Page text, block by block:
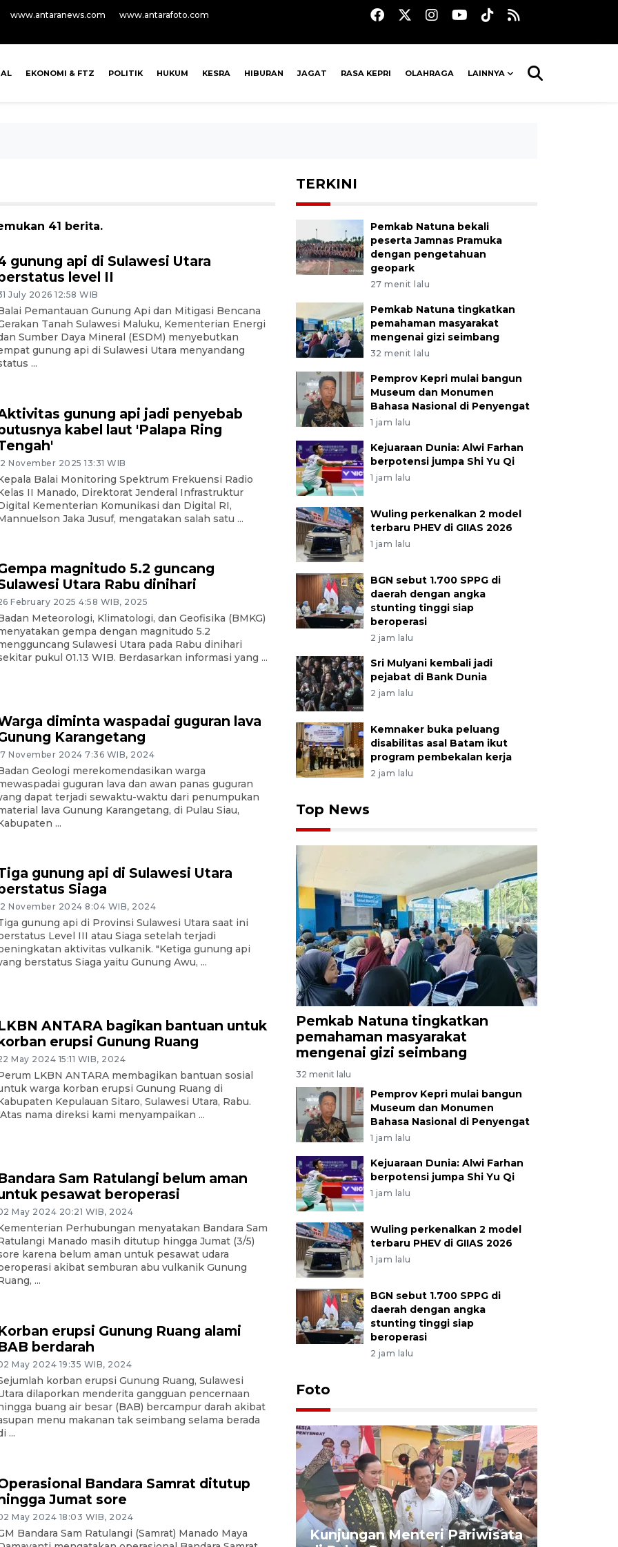
www.antaranews.com www.antarafoto.com
EKONOMI & FTZ POLITIK HUKUM KESRA HIBURAN JAGAT RASA KEPRI OLAHRAGA LAINNYA
41 berita.
gunung api di Sulawesi Utara
level II
July 2026 12:58 WIB
Pemantauan Gunung Api dan Mitigasi Bencana
Tanah Sulawesi Maluku, Kementerian Energi
Sumber Daya Mineral (ESDM) menyebutkan
gunung api di Sulawesi Utara menyandang
...
gunung api jadi penyebab
kabel laut 'Palapa Ring
November 2025 13:31 WIB
Balai Monitoring Spektrum Frekuensi Radio
II Manado, Direktorat Jenderal Infrastruktur
Kementerian Komunikasi dan Digital RI,
Jaka Jusuf, mengatakan salah satu ...
magnitudo 5.2 guncang
Utara Rabu dinihari
February 2025 4:58 WIB, 2025
Meteorologi, Klimatologi, dan Geofisika (BMKG)
gempa dengan magnitudo 5.2
Sulawesi Utara pada Rabu dinihari
pukul 01.13 WIB. Berdasarkan informasi yang ...
diminta waspadai guguran lava
Karangetang
November 2024 7:36 WIB, 2024
Geologi merekomendasikan warga
guguran lava dan awan panas guguran
dapat terjadi sewaktu-waktu dari penumpukan
lava Gunung Karangetang, di Pulau Siau,
...
gunung api di Sulawesi Utara
Siaga
November 2024 8:04 WIB, 2024
gunung api di Provinsi Sulawesi Utara saat ini
Level III atau Siaga setelah terjadi
aktivitas vulkanik. "Ketiga gunung api
berstatus Siaga yaitu Gunung Awu, ...
ANTARA bagikan bantuan untuk
erupsi Gunung Ruang
May 2024 15:11 WIB, 2024
LKBN ANTARA membagikan bantuan sosial
warga korban erupsi Gunung Ruang di
Kepulauan Sitaro, Sulawesi Utara, Rabu.
nama direksi kami menyampaikan ...
Sam Ratulangi belum aman
pesawat beroperasi
May 2024 20:21 WIB, 2024
Perhubungan menyatakan Bandara Sam
Manado masih ditutup hingga Jumat (3/5)
karena belum aman untuk pesawat udara
akibat semburan abu vulkanik Gunung
...
erupsi Gunung Ruang alami
berdarah
May 2024 19:35 WIB, 2024
korban erupsi Gunung Ruang, Sulawesi
dilaporkan menderita gangguan pencernaan
buang air besar (BAB) bercampur darah akibat
menu makanan tak seimbang selama berada
...
Bandara Samrat ditutup
Jumat sore
May 2024 18:03 WIB, 2024
Bandara Sam Ratulangi (Samrat) Manado Maya
TERKINI
Pemkab Natuna bekali
peserta Jamnas Pramuka
dengan pengetahuan
geopark
27 menit lalu
Pemkab Natuna tingkatkan
pemahaman masyarakat
mengenai gizi seimbang
32 menit lalu
Pemprov Kepri mulai bangun
Museum dan Monumen
Bahasa Nasional di Penyengat
1 jam lalu
Kejuaraan Dunia: Alwi Farhan
berpotensi jumpa Shi Yu Qi
1 jam lalu
Wuling perkenalkan 2 model
terbaru PHEV di GIIAS 2026
1 jam lalu
BGN sebut 1.700 SPPG di
daerah dengan angka
stunting tinggi siap
beroperasi
2 jam lalu
Sri Mulyani kembali jadi
pejabat di Bank Dunia
2 jam lalu
Kemnaker buka peluang
disabilitas asal Batam ikut
program pembekalan kerja
2 jam lalu
Top News
Pemkab Natuna tingkatkan
pemahaman masyarakat
mengenai gizi seimbang
32 menit lalu
Pemprov Kepri mulai bangun
Museum dan Monumen
Bahasa Nasional di Penyengat
1 jam lalu
Kejuaraan Dunia: Alwi Farhan
berpotensi jumpa Shi Yu Qi
1 jam lalu
Wuling perkenalkan 2 model
terbaru PHEV di GIIAS 2026
1 jam lalu
BGN sebut 1.700 SPPG di
daerah dengan angka
stunting tinggi siap
beroperasi
2 jam lalu
Foto
Distribusi logistik pemilu
Kunjungan Menteri Pariwisata